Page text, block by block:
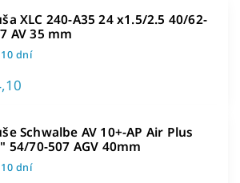
XLC 240-A35 24 x1.5/2.5 40/62-
AV 35 mm
dní
Schwalbe AV 10+-AP Air Plus
54/70-507 AGV 40mm
dní